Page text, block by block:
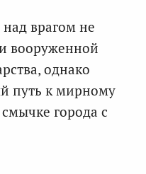
врагом не
вооруженной
однако
путь к мирному
города с